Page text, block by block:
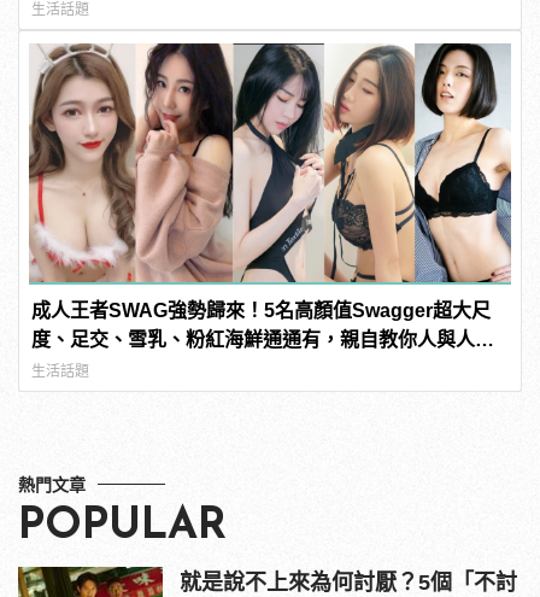
生活話題
成人王者SWAG強勢歸來！5名高顏值Swagger超大尺
度、足交、雪乳、粉紅海鮮通通有，親自教你人與人的
連結！ | manfashion這樣變型男
生活話題
熱門文章
POPULAR
就是說不上來為何討厭？5個「不討